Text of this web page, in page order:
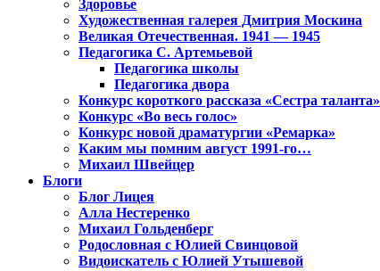
Здоровье
Художественная галерея Дмитрия Москина
Великая Отечественная. 1941 — 1945
Педагогика С. Артемьевой
Педагогика школы
Педагогика двора
Конкурс короткого рассказа «Сестра таланта»
Конкурс «Во весь голос»
Конкурс новой драматургии «Ремарка»
Каким мы помним август 1991-го…
Михаил Швейцер
Блоги
Блог Лицея
Алла Нестеренко
Михаил Гольденберг
Родословная с Юлией Свинцовой
Видоискатель с Юлией Утышевой